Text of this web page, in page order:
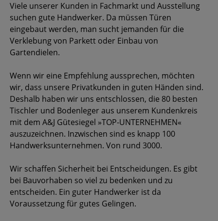
Viele unserer Kunden in Fachmarkt und Ausstellung
suchen gute Handwerker. Da müssen Türen
eingebaut werden, man sucht jemanden für die
Verklebung von Parkett oder Einbau von
Gartendielen.
Wenn wir eine Empfehlung aussprechen, möchten
wir, dass unsere Privatkunden in guten Händen sind.
Deshalb haben wir uns entschlossen, die 80 besten
Tischler und Bodenleger aus unserem Kundenkreis
mit dem A&J Gütesiegel »TOP-UNTERNEHMEN«
auszuzeichnen. Inzwischen sind es knapp 100
Handwerksunternehmen. Von rund 3000.
Wir schaffen Sicherheit bei Entscheidungen. Es gibt
bei Bauvorhaben so viel zu bedenken und zu
entscheiden. Ein guter Handwerker ist da
Voraussetzung für gutes Gelingen.